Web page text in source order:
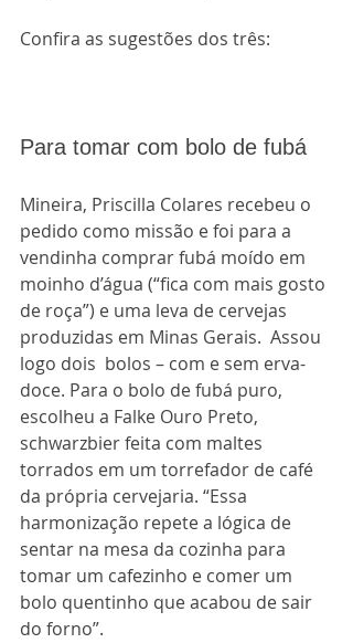
Confira as sugestões dos três:
Para tomar com bolo de fubá
Mineira, Priscilla Colares recebeu o
pedido como missão e foi para a
vendinha comprar fubá moído em
moinho d’água (“fica com mais gosto
de roça”) e uma leva de cervejas
produzidas em Minas Gerais.  Assou
logo dois  bolos – com e sem erva-
doce. Para o bolo de fubá puro,
escolheu a Falke Ouro Preto,
schwarzbier feita com maltes
torrados em um torrefador de café
da própria cervejaria. “Essa
harmonização repete a lógica de
sentar na mesa da cozinha para
tomar um cafezinho e comer um
bolo quentinho que acabou de sair
do forno”.